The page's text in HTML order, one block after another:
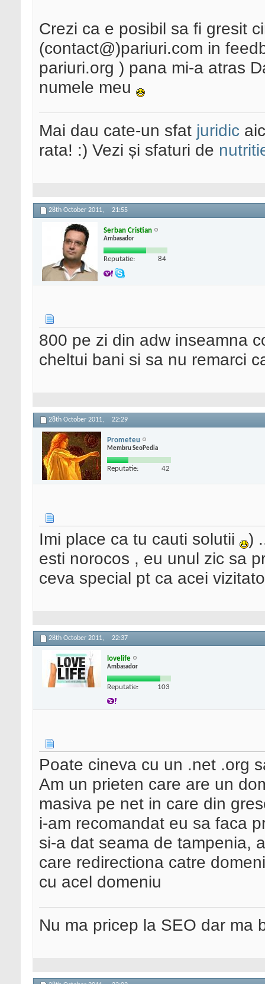
Crezi ca e posibil sa fi gresit
(contact@)pariuri.com in
pariuri.org ) pana mi-a atras
numele meu
Mai dau cate-un sfat juridic
rata! :) Vezi și sfaturi de
28th October 2011, 21:55
Serban Cristian
Ambasador
Reputatie: 84
800 pe zi din adw inseamna
cheltui bani si sa nu remarci
28th October 2011, 22:29
Prometeu
Membru SeoPedia
Reputatie: 42
Imi place ca tu cauti solutii
)
esti norocos , eu unul zic sa
ceva special pt ca acei
28th October 2011, 22:37
lovelife
Ambasador
Reputatie: 103
Poate cineva cu un .net .org
Am un prieten care are un
masiva pe net in care din
i-am recomandat eu sa faca
si-a dat seama de tampenia,
care redirectiona catre
cu acel domeniu
Nu ma pricep la SEO dar ma